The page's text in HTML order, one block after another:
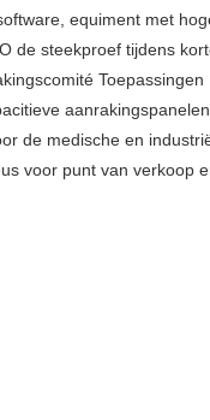
equiment met
de steekproef tijdens
Toepassingen
de medische en
voor punt van verkoop